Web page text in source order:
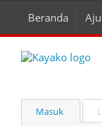
Beranda
Masuk